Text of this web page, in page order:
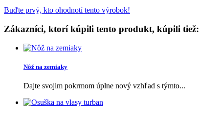
Buďte prvý, kto ohodnotí tento výrobok!
Zákazníci, ktorí kúpili tento produkt, kúpili tiež:
Nôž na zemiaky
Dajte svojim pokrmom úplne nový vzhľad s týmto...